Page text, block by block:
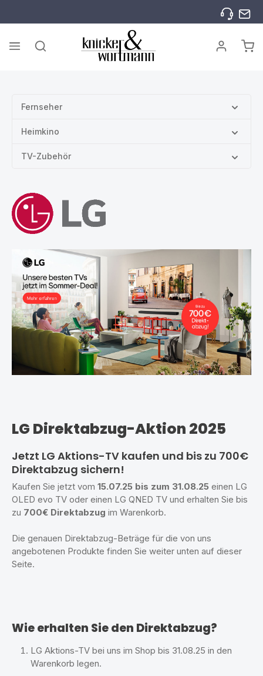
Fernseher
Heimkino
TV-Zubehör
LG Direktabzug-Aktion 2025
Jetzt LG Aktions-TV kaufen und bis zu 700€
Direktabzug sichern!
Kaufen Sie jetzt vom 15.07.25 bis zum 31.08.25 einen LG
OLED evo TV oder einen LG QNED TV und erhalten Sie bis
zu 700€ Direktabzug im Warenkorb.
Die genauen Direktabzug-Beträge für die von uns
angebotenen Produkte finden Sie weiter unten auf dieser
Seite.
Wie erhalten Sie den Direktabzug?
LG Aktions-TV bei uns im Shop bis 31.08.25 in den
Warenkorb legen.